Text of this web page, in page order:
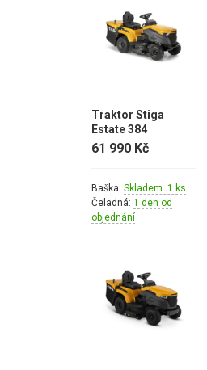
Vysavače a foukače
Elektrocentrály
Elektrické skútry
Elektrické tříkolky pro seniory
Elektrické čtyřkolky
Náhradní díly
Traktor Stiga
Estate 384
61 990 Kč
Baška: Skladem 1 ks
Čeladná: 1 den od
objednání